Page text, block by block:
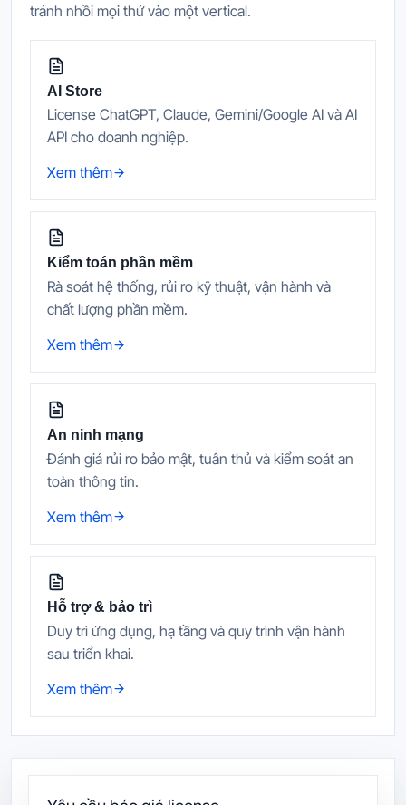
tránh nhồi mọi thứ vào một vertical.
AI Store
License ChatGPT, Claude, Gemini/Google AI và AI
API cho doanh nghiệp.
Xem thêm
Kiểm toán phần mềm
Rà soát hệ thống, rủi ro kỹ thuật, vận hành và
chất lượng phần mềm.
Xem thêm
An ninh mạng
Đánh giá rủi ro bảo mật, tuân thủ và kiểm soát an
toàn thông tin.
Xem thêm
Hỗ trợ & bảo trì
Duy trì ứng dụng, hạ tầng và quy trình vận hành
sau triển khai.
Xem thêm